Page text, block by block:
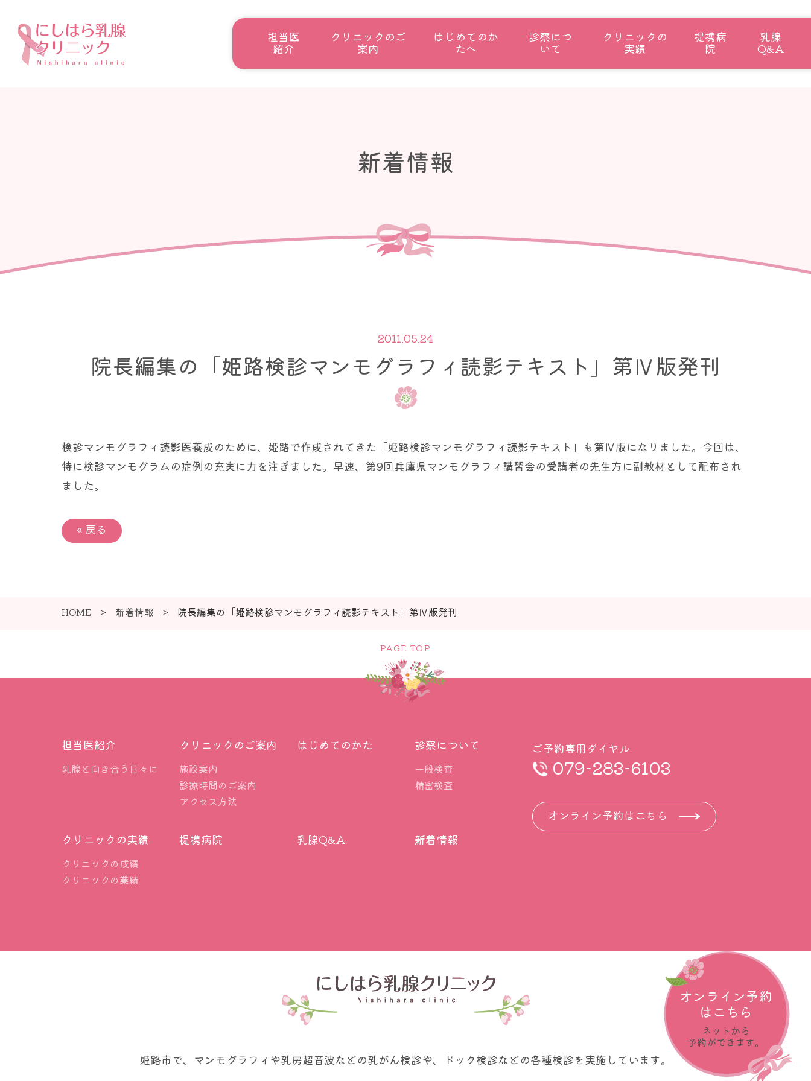
担当医
紹介
クリニックのご
案内
はじめてのか
たへ
診察につ
いて
クリニックの
実績
提携病
院
乳腺
Q&A
新着情報
2011.05.24
院長編集の「姫路検診マンモグラフィ読影テキスト」第Ⅳ版発刊
検診マンモグラフィ読影医養成のために、姫路で作成されてきた「姫路検診マンモグラフィ読影テキスト」も第Ⅳ版になりました。今回は、
特に検診マンモグラムの症例の充実に力を注ぎました。早速、第9回兵庫県マンモグラフィ講習会の受講者の先生方に副教材として配布され
ました。
« 戻る
HOME 新着情報 院長編集の「姫路検診マンモグラフィ読影テキスト」第Ⅳ版発刊
PAGE TOP
担当医紹介
乳腺と向き合う日々に
クリニックのご案内
施設案内
診療時間のご案内
アクセス方法
はじめてのかた 診察について
一般検査
精密検査
クリニックの実績
クリニックの成績
クリニックの業績
提携病院 乳腺Q&A 新着情報
ご予約専用ダイヤル
079-283-6103
オンライン予約はこちら
姫路市で、マンモグラフィや乳房超音波などの乳がん検診や、ドック検診などの各種検診を実施しています。
オンライン予約
はこちら
ネットから
予約ができます。